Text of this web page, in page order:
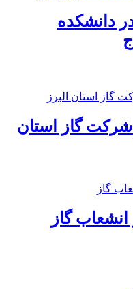
دانشکده
شرکت گاز استان
گاز